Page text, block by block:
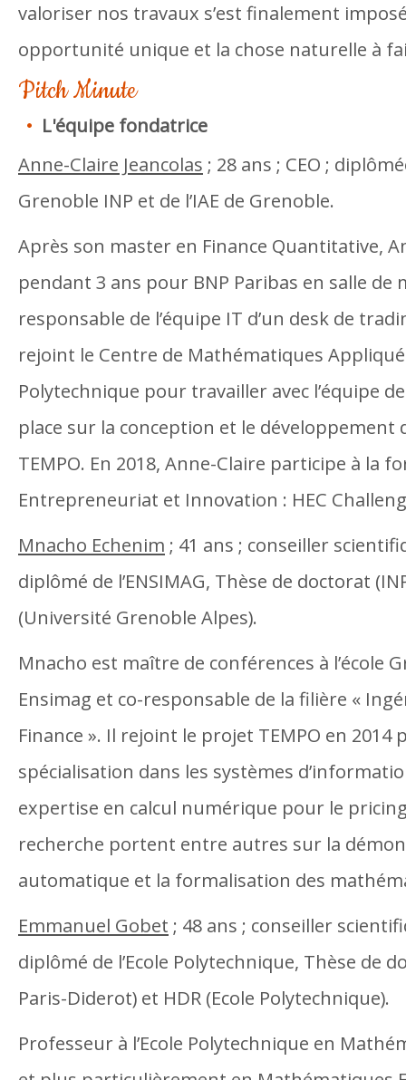
valoriser nos travaux s’est finalement
opportunité unique et la chose naturelle à
Pitch Minute
L'équipe fondatrice
Anne-Claire Jeancolas ; 28 ans ; CEO ;
Grenoble INP et de l’IAE de Grenoble.
Après son master en Finance Quantitative,
pendant 3 ans pour BNP Paribas en salle de
responsable de l’équipe IT d’un desk de
rejoint le Centre de Mathématiques
Polytechnique pour travailler avec l’équipe
place sur la conception et le développement
TEMPO. En 2018, Anne-Claire participe à la
Entrepreneuriat et Innovation : HEC
Mnacho Echenim ; 41 ans ; conseiller
diplômé de l’ENSIMAG, Thèse de doctorat
(Université Grenoble Alpes).
Mnacho est maître de conférences à l’école
Ensimag et co-responsable de la filière «
Finance ». Il rejoint le projet TEMPO en 2014
spécialisation dans les systèmes
expertise en calcul numérique pour le
recherche portent entre autres sur la
automatique et la formalisation des
Emmanuel Gobet ; 48 ans ; conseiller
diplômé de l’Ecole Polytechnique, Thèse de
Paris-Diderot) et HDR (Ecole Polytechnique).
Professeur à l’Ecole Polytechnique en